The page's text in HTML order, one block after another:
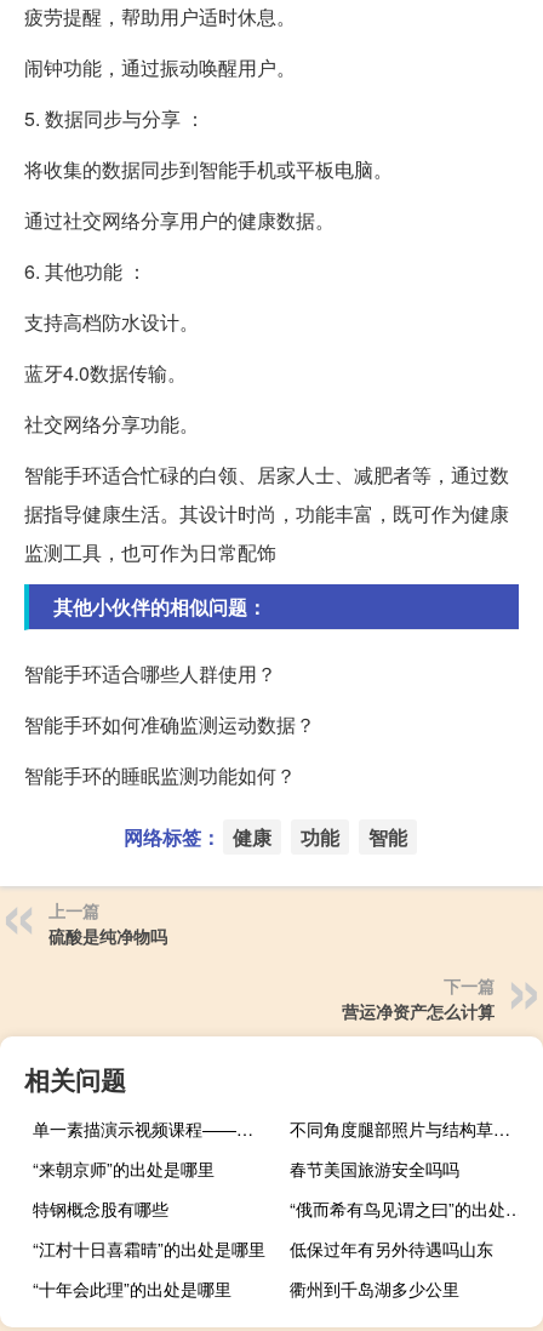
疲劳提醒，帮助用户适时休息。
闹钟功能，通过振动唤醒用户。
5. 数据同步与分享 ：
将收集的数据同步到智能手机或平板电脑。
通过社交网络分享用户的健康数据。
6. 其他功能 ：
支持高档防水设计。
蓝牙4.0数据传输。
社交网络分享功能。
智能手环适合忙碌的白领、居家人士、减肥者等，通过数
据指导健康生活。其设计时尚，功能丰富，既可作为健康
监测工具，也可作为日常配饰
其他小伙伴的相似问题：
智能手环适合哪些人群使用？
智能手环如何准确监测运动数据？
智能手环的睡眠监测功能如何？
网络标签： 健康 功能 智能
上一篇
硫酸是纯净物吗
下一篇
营运净资产怎么计算
相关问题
单一素描演示视频课程——于小冬教授
不同角度腿部照片与结构草图的比较
“来朝京师”的出处是哪里
春节美国旅游安全吗吗
特钢概念股有哪些
“俄而希有鸟见谓之曰”的出处是哪里
“江村十日喜霜晴”的出处是哪里
低保过年有另外待遇吗山东
“十年会此理”的出处是哪里
衢州到千岛湖多少公里